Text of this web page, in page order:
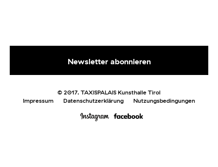
© 2017. TAXISPALAIS Kunsthalle Tirol
Impressum
Datenschutzerklärung Nutzungsbedingungen